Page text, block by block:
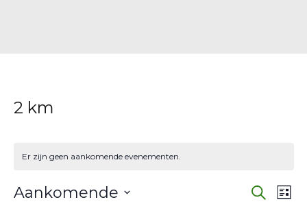
2 km
Er zijn geen aankomende evenementen.
Zoeken
Lijst
Aankomende